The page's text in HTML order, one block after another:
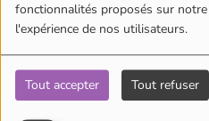
fonctionnalités proposés sur
l'expérience de nos utilisateurs.
Tout accepter Tout refuser
Écouter le podcast
Aujourd'hui dans l'actu des
Italie. Les fonds marins abritent